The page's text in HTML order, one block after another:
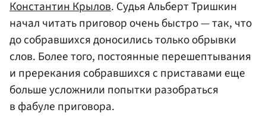
Константин Крылов. Судья Альберт Тришкин
начал читать приговор очень быстро — так, что
до собравшихся доносились только обрывки
слов. Более того, постоянные перешептывания
и пререкания собравшихся с приставами еще
больше усложнили попытки разобраться
в фабуле приговора.